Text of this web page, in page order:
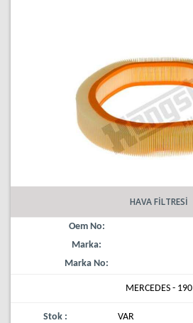
HAVA FİLTRESİ
Oem No:
Marka:
Marka No:
MERCEDES - 190
Stok : VAR